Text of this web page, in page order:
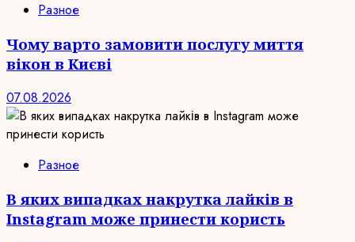
Разное
Чому варто замовити послугу миття
вікон в Києві
07.08.2026
Разное
В яких випадках накрутка лайків в
Instagram може принести користь